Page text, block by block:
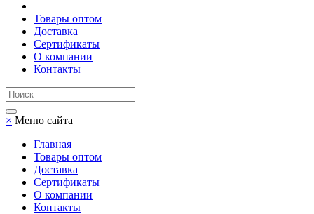
Товары оптом
Доставка
Сертификаты
О компании
Контакты
× Меню сайта
Главная
Товары оптом
Доставка
Сертификаты
О компании
Контакты